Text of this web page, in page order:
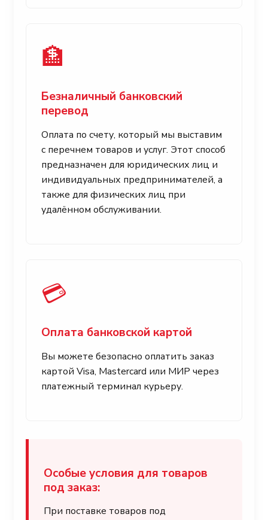
🏦
Безналичный банковский
перевод
Оплата по счету, который мы выставим
с перечнем товаров и услуг. Этот способ
предназначен для юридических лиц и
индивидуальных предпринимателей, а
также для физических лиц при
удалённом обслуживании.
💳
Оплата банковской картой
Вы можете безопасно оплатить заказ
картой Visa, Mastercard или МИР через
платежный терминал курьеру.
Особые условия для товаров
под заказ:
При поставке товаров под